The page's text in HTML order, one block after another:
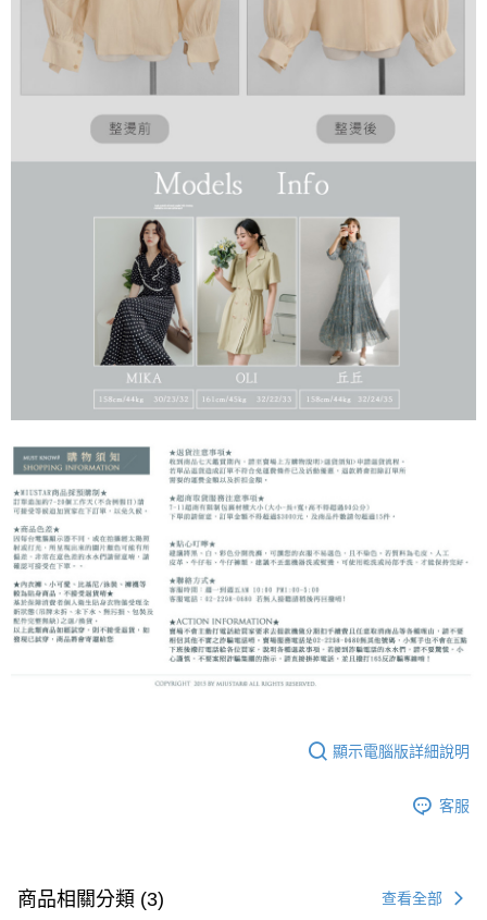
顯示電腦版詳細說明
客服
商品相關分類 (3) 查看全部